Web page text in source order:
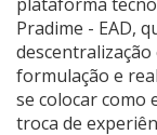
Pradime - EAD,
formulação e
se colocar como
troca de